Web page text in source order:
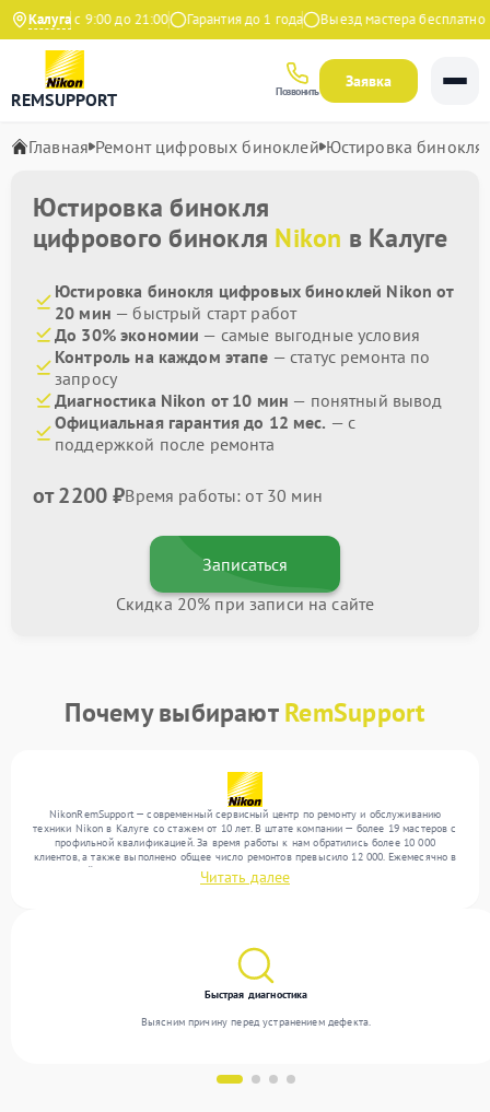
Калугас 9:00 до 21:00 Гарантия до 1 года Выезд мастера бесплатно
REMSUPPORT Позвонить
Заявка
Главная Ремонт цифровых биноклей Юстировка бинокля
Юстировка бинокля
цифрового бинокля Nikon в Калуге
Юстировка бинокля цифровых биноклей Nikon от
20 мин — быстрый старт работ
До 30% экономии — самые выгодные условия
Контроль на каждом этапе — статус ремонта по
запросу
Диагностика Nikon от 10 мин — понятный вывод
Официальная гарантия до 12 мес. — с
поддержкой после ремонта
от 2200 ₽Время работы: от 30 мин
Записаться
Скидка 20% при записи на сайте
Почему выбираютRemSupport
NikonRemSupport — современный сервисный центр по ремонту и обслуживанию
техники Nikon в Калуге со стажем от 10 лет. В штате компании — более 19 мастеров с
профильной квалификацией. За время работы к нам обратились более 10 000
клиентов, а также выполнено общее число ремонтов превысило 12 000. Ежемесячно в
сервисный центр поступает свыше 300 единиц техники, включая , , . Мы выполняем
ремонт различного уровня сложности и поддерживаем высокий стандарт качества
Читать далее
Быстрая диагностика
Выясним причину перед устранением дефекта.